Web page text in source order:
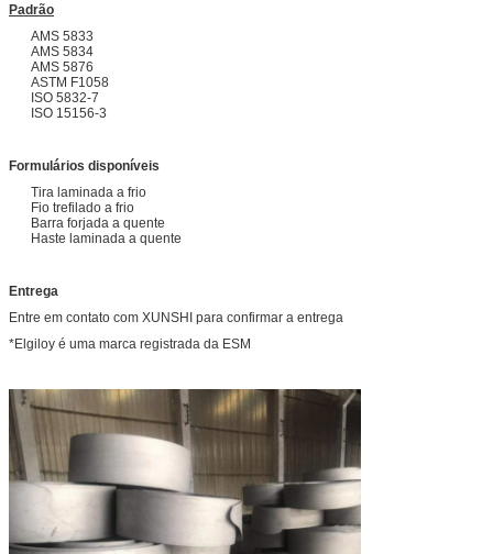
Padrão
AMS 5833
AMS 5834
AMS 5876
ASTM F1058
ISO 5832-7
ISO 15156-3
Formulários disponíveis
Tira laminada a frio
Fio trefilado a frio
Barra forjada a quente
Haste laminada a quente
Entrega
Entre em contato com XUNSHI para confirmar a entrega
*Elgiloy é uma marca registrada da ESM